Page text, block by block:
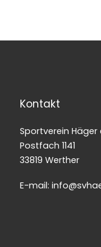
Kontakt
Sportverein Häger
Postfach 1141
33819 Werther
E-mail: